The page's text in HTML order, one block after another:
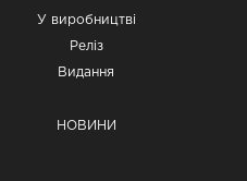
У виробництві
Реліз
Видання
НОВИНИ